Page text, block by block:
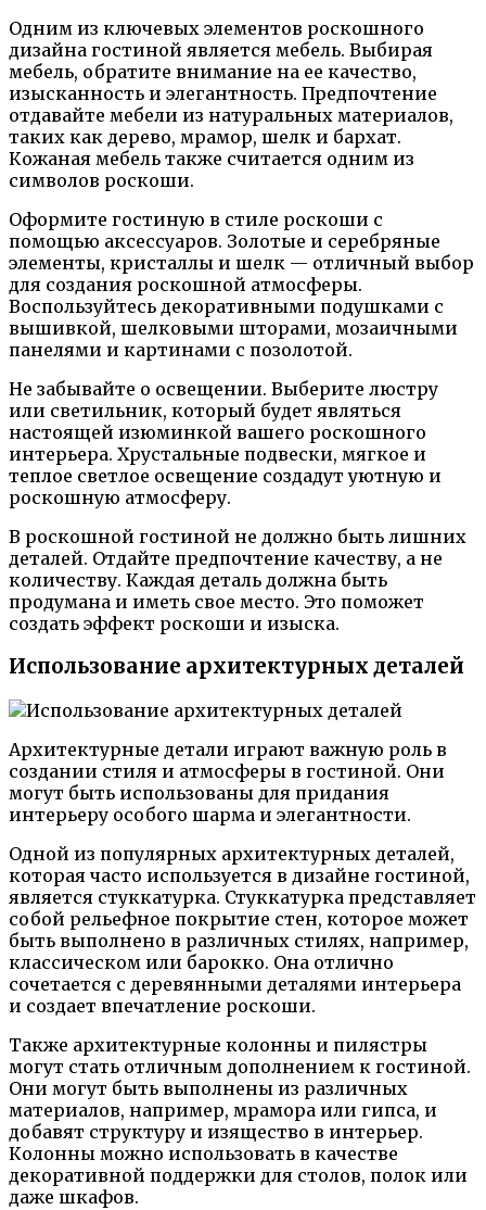
Одним из ключевых элементов роскошного
дизайна гостиной является мебель. Выбирая
мебель, обратите внимание на ее качество,
изысканность и элегантность. Предпочтение
отдавайте мебели из натуральных материалов,
таких как дерево, мрамор, шелк и бархат.
Кожаная мебель также считается одним из
символов роскоши.
Оформите гостиную в стиле роскоши с
помощью аксессуаров. Золотые и серебряные
элементы, кристаллы и шелк — отличный выбор
для создания роскошной атмосферы.
Воспользуйтесь декоративными подушками с
вышивкой, шелковыми шторами, мозаичными
панелями и картинами с позолотой.
Не забывайте о освещении. Выберите люстру
или светильник, который будет являться
настоящей изюминкой вашего роскошного
интерьера. Хрустальные подвески, мягкое и
теплое светлое освещение создадут уютную и
роскошную атмосферу.
В роскошной гостиной не должно быть лишних
деталей. Отдайте предпочтение качеству, а не
количеству. Каждая деталь должна быть
продумана и иметь свое место. Это поможет
создать эффект роскоши и изыска.
Использование архитектурных деталей
Архитектурные детали играют важную роль в
создании стиля и атмосферы в гостиной. Они
могут быть использованы для придания
интерьеру особого шарма и элегантности.
Одной из популярных архитектурных деталей,
которая часто используется в дизайне гостиной,
является стуккатурка. Стуккатурка представляет
собой рельефное покрытие стен, которое может
быть выполнено в различных стилях, например,
классическом или барокко. Она отлично
сочетается с деревянными деталями интерьера
и создает впечатление роскоши.
Также архитектурные колонны и пилястры
могут стать отличным дополнением к гостиной.
Они могут быть выполнены из различных
материалов, например, мрамора или гипса, и
добавят структуру и изящество в интерьер.
Колонны можно использовать в качестве
декоративной поддержки для столов, полок или
даже шкафов.